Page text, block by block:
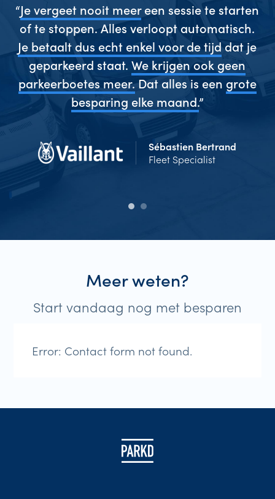
“Je vergeet nooit meereen sessie te starten
of te stoppen. Alles verloopt automatisch.
Je betaalt dus echt enkel voor de tijddat je
geparkeerd staat.We krijgen ook geen
parkeerboetes meer.Dat alles is een grote
besparing elke maand.”
Sébastien Bertrand
Fleet Specialist
Meer weten?
Start vandaag nog met besparen
Error: Contact form not found.